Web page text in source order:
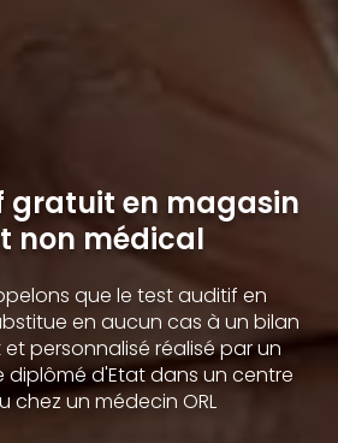
gratuit en magasin
non médical
que le test auditif en
en aucun cas à un bilan
personnalisé réalisé par un
d'Etat dans un centre
chez un médecin ORL